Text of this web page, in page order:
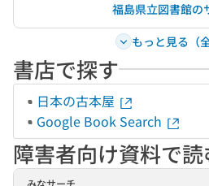
福島県立図書館の
もっと見る（
書店で探す
日本の古本屋
Google Book Search
障害者向け資料で読
みなサーチ